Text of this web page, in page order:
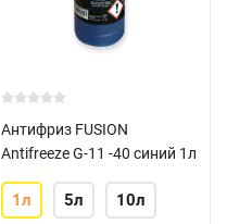
Антифриз FUSION
Antifreeze G-11 -40 синий 1л
1л 5л 10л